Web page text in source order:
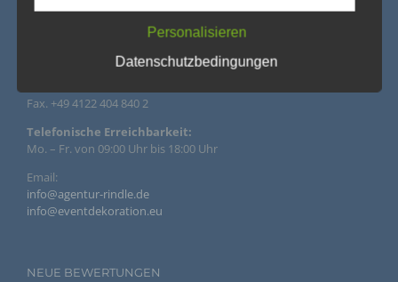
Agentur Rindle – Trends for Events
Fax. +49 4122 404 840 2
Telefonische Erreichbarkeit:
Mo. – Fr. von 09:00 Uhr bis 18:00 Uhr
Email:
info@agentur-rindle.de
info@eventdekoration.eu
NEUE BEWERTUNGEN
Wir verwenden in dieser Datenschutzerklärung
Personenbezogene Daten sind alle Informationen, die
beziehen. Als identifizierbar wird eine natürliche Person
angesehen, die direkt oder indirekt, insbesondere
mittels Zuordnung zu einer Kennung wie einem Namen,
physiologischen, genetischen, psychischen,
Personalisieren
Datenschutzbedingungen